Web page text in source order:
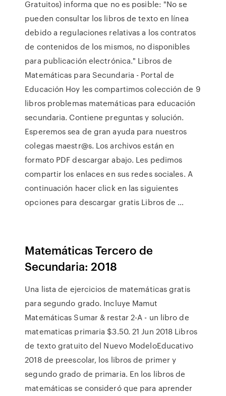
Gratuitos) informa que no es posible: "No se
pueden consultar los libros de texto en línea
debido a regulaciones relativas a los contratos
de contenidos de los mismos, no disponibles
para publicación electrónica." Libros de
Matemáticas para Secundaria - Portal de
Educación Hoy les compartimos colección de 9
libros problemas matemáticas para educación
secundaria. Contiene preguntas y solución.
Esperemos sea de gran ayuda para nuestros
colegas maestr@s. Los archivos están en
formato PDF descargar abajo. Les pedimos
compartir los enlaces en sus redes sociales. A
continuación hacer click en las siguientes
opciones para descargar gratis Libros de …
Matemáticas Tercero de
Secundaria: 2018
Una lista de ejercicios de matemáticas gratis
para segundo grado. Incluye Mamut
Matemáticas Sumar & restar 2-A - un libro de
matematicas primaria $3.50. 21 Jun 2018 Libros
de texto gratuito del Nuevo ModeloEducativo
2018 de preescolar, los libros de primer y
segundo grado de primaria. En los libros de
matemáticas se consideró que para aprender